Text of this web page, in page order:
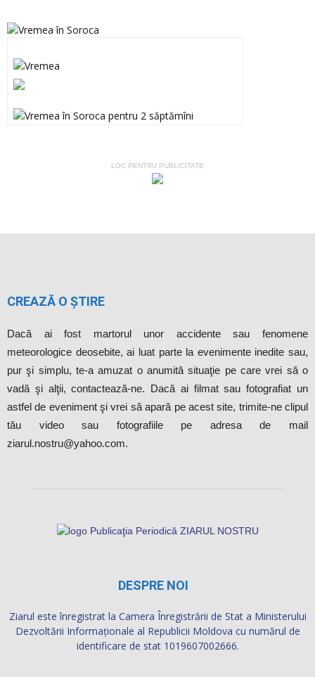
LOC PENTRU PUBLICITATE
CREAZĂ O ȘTIRE
Dacă ai fost martorul unor accidente sau fenomene
meteorologice deosebite, ai luat parte la evenimente inedite sau,
pur şi simplu, te-a amuzat o anumită situaţie pe care vrei să o
vadă şi alţii, contactează-ne. Dacă ai filmat sau fotografiat un
astfel de eveniment şi vrei să apară pe acest site, trimite-ne clipul
tău video sau fotografiile pe adresa de mail
ziarul.nostru@yahoo.com.
DESPRE NOI
Ziarul este înregistrat la Camera Înregistrării de Stat a Ministerului
Dezvoltării Informaţionale al Republicii Moldova cu numărul de
identificare de stat 1019607002666.